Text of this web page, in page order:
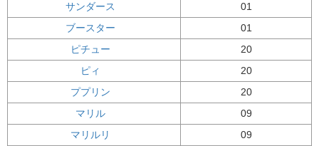
サンダース
01
ブースター
01
ピチュー
20
ピィ
20
ププリン
20
マリル
09
マリルリ
09